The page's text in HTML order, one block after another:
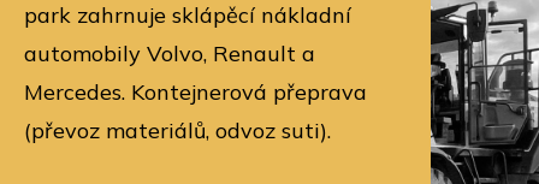
park zahrnuje sklápěcí nákladní
automobily Volvo, Renault a
Mercedes. Kontejnerová přeprava
(převoz materiálů, odvoz suti).